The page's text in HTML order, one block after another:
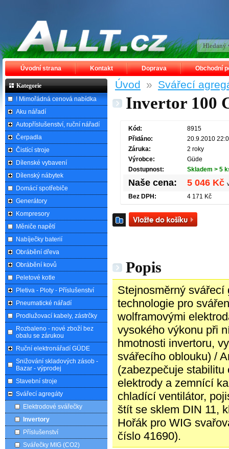
Úvod » Svářecí
Invertor 100
Kód:
8915
Přidáno:
20.9.2010
Záruka:
2 roky
Výrobce:
Güde
Dostupnost:
Skladem > 5
Naše cena: 5 046 Kč
Bez DPH: 4 171 Kč
Popis
Stejnosměrný
technologie pro
wolframovými
vysokého výkonu při
hmotnosti invertoru,
svářecího oblouku) /
(zabezpečuje
elektrody a zemnící
chladící ventilátor,
štít se sklem DIN 11,
Hořák pro WIG
číslo 41690).
Úvodní strana Kontakt Doprava Obchodní
Kategorie
! Mimořádná cenová nabídka
Aku nářadí
Autopříslušenství, ruční nářadí
Čerpadla
Čistící stroje
Dílenské vybavení
Dílenský nábytek
Domácí spotřebiče
Generátory
Kompresory
Měniče napětí
Nabíječky baterií
Obrábění dřeva
Obrábění kovů
Peletové kotle
Pletiva - Ploty - Příslušenství
Pneumatické nářadí
Prodlužovací kabely, zástrčky
Rozbaleno - nové zboží bez
obalu se zárukou
Ruční elektronářadí GÜDE
Snižování skladových zásob -
Bazar - výprodej
Stavební stroje
Svářecí agregáty
Elektrodové svářečky
Invertory
Příslušenství
Svářečky MIG (CO2)